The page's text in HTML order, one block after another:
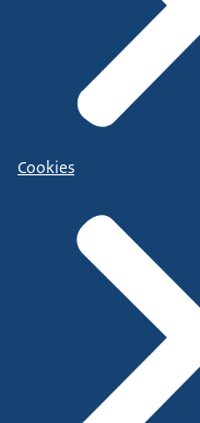
Cookies